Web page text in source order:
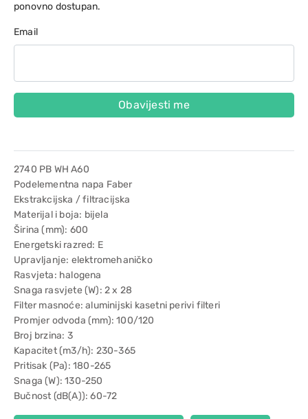
ponovno dostupan.
Email
Obavijesti me
2740 PB WH A60
Podelementna napa Faber
Ekstrakcijska / filtracijska
Materijal i boja: bijela
Širina (mm): 600
Energetski razred: E
Upravljanje: elektromehaničko
Rasvjeta: halogena
Snaga rasvjete (W): 2 x 28
Filter masnoće: aluminijski kasetni perivi filteri
Promjer odvoda (mm): 100/120
Broj brzina: 3
Kapacitet (m3/h): 230-365
Pritisak (Pa): 180-265
Snaga (W): 130-250
Bučnost (dB(A)): 60-72